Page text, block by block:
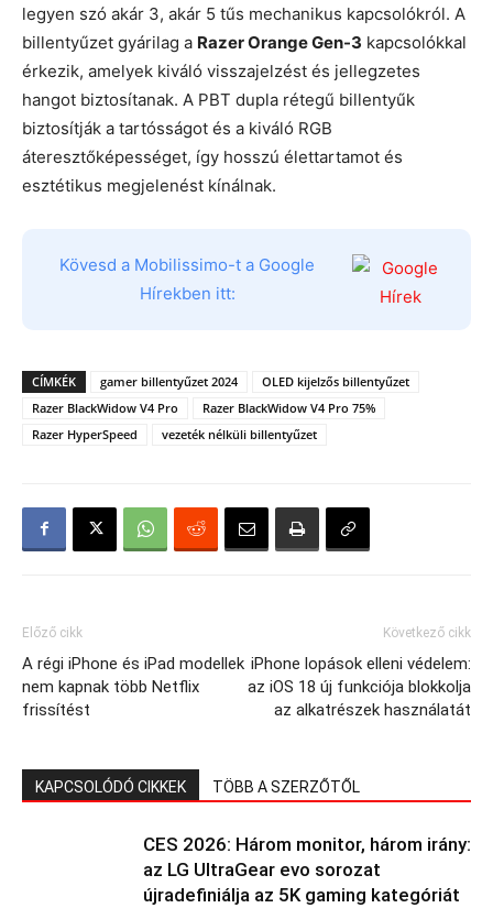
legyen szó akár 3, akár 5 tűs mechanikus kapcsolókról. A
billentyűzet gyárilag a Razer Orange Gen-3 kapcsolókkal
érkezik, amelyek kiváló visszajelzést és jellegzetes
hangot biztosítanak. A PBT dupla rétegű billentyűk
biztosítják a tartósságot és a kiváló RGB
áteresztőképességet, így hosszú élettartamot és
esztétikus megjelenést kínálnak.
Kövesd a Mobilissimo-t a Google
Hírekben itt:
CÍMKÉK gamer billentyűzet 2024
OLED kijelzős billentyűzet
Razer BlackWidow V4 Pro
Razer BlackWidow V4 Pro 75%
Razer HyperSpeed
vezeték nélküli billentyűzet
Előző cikk
A régi iPhone és iPad modellek
nem kapnak több Netflix
frissítést
Következő cikk
iPhone lopások elleni védelem:
az iOS 18 új funkciója blokkolja
az alkatrészek használatát
KAPCSOLÓDÓ CIKKEK TÖBB A SZERZŐTŐL
CES 2026: Három monitor, három irány:
az LG UltraGear evo sorozat
újradefiniálja az 5K gaming kategóriát